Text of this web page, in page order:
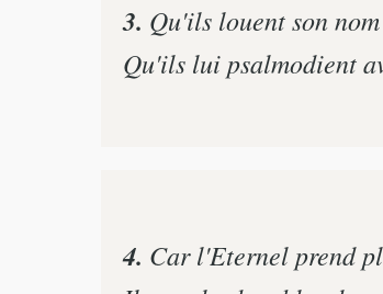
3. Qu'ils louent son nom
Qu'ils lui psalmodient
4. Car l'Eternel prend